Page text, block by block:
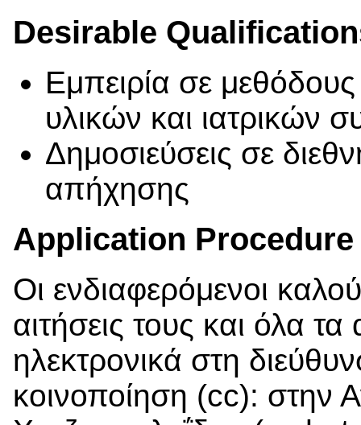
Desirable
Εμπειρία σε
υλικών και ιατρικών
Δημοσιεύσεις σε
απήχησης
Application Procedure
Οι ενδιαφερόμενοι
αιτήσεις τους και όλα
ηλεκτρονικά στη
κοινοποίηση (cc):